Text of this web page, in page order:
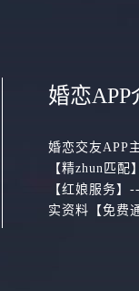
婚恋APP
婚恋交友APP
【精zhun匹
【红娘服务
实资料【免费